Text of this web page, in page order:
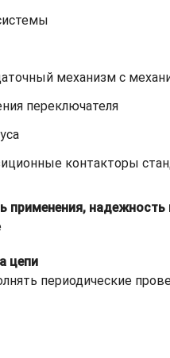
механизм с
переключателя
контакторы
применения, надежность
цепи
периодические